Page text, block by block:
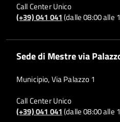
Call Center Unico
(+39) 041 041(dalle 08:00 alle
Sede di Mestre via
Municipio, Via Palazzo 1
Call Center Unico
(+39) 041 041(dalle 08:00 alle